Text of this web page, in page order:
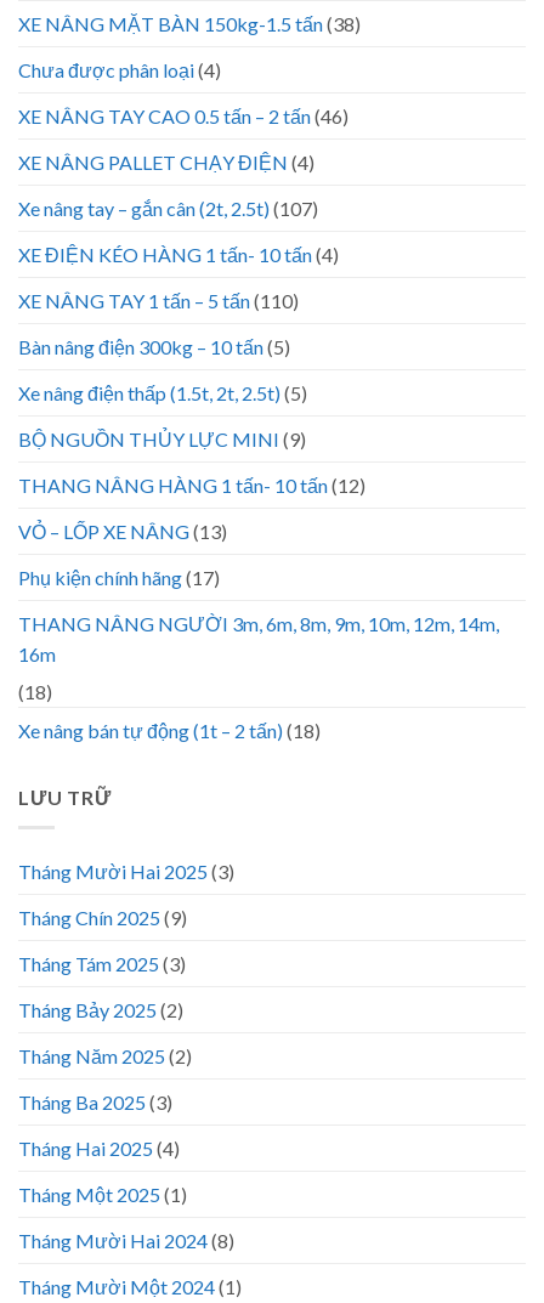
XE NÂNG MẶT BÀN 150kg-1.5 tấn(38)
Chưa được phân loại(4)
XE NÂNG TAY CAO 0.5 tấn – 2 tấn(46)
XE NÂNG PALLET CHẠY ĐIỆN (4)
Xe nâng tay – gắn cân (2t, 2.5t)(107)
XE ĐIỆN KÉO HÀNG 1 tấn- 10 tấn(4)
XE NÂNG TAY 1 tấn – 5 tấn(110)
Bàn nâng điện 300kg – 10 tấn(5)
Xe nâng điện thấp (1.5t, 2t, 2.5t)(5)
BỘ NGUỒN THỦY LỰC MINI (9)
THANG NÂNG HÀNG 1 tấn- 10 tấn(12)
VỎ – LỐP XE NÂNG(13)
Phụ kiện chính hãng(17)
THANG NÂNG NGƯỜI 3m, 6m, 8m, 9m, 10m, 12m, 14m,
16m
(18)
Xe nâng bán tự động (1t – 2 tấn)(18)
LƯU TRỮ
Tháng Mười Hai 2025(3)
Tháng Chín 2025(9)
Tháng Tám 2025(3)
Tháng Bảy 2025(2)
Tháng Năm 2025(2)
Tháng Ba 2025(3)
Tháng Hai 2025(4)
Tháng Một 2025(1)
Tháng Mười Hai 2024(8)
Tháng Mười Một 2024(1)